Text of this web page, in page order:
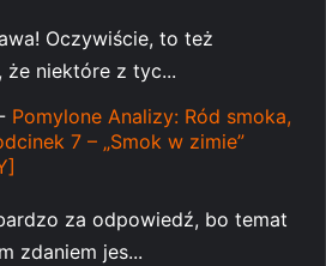
Oczywiście, to też
że niektóre z tyc...
- Pomylone Analizy: Ród smoka,
7 – „Smok w zimie”
za odpowiedź, bo temat
zdaniem jes...